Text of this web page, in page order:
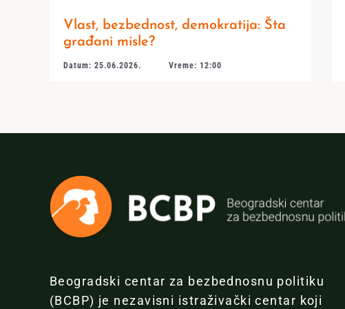
Vlast, bezbednost, demokratija: Šta
građani misle?
Datum: 25.06.2026. Vreme: 12:00
Beogradski centar za bezbednosnu politiku
(BCBP) je nezavisni istraživački centar koji